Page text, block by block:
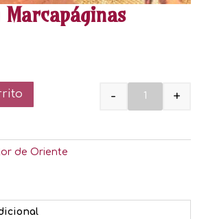
- +
de Oriente